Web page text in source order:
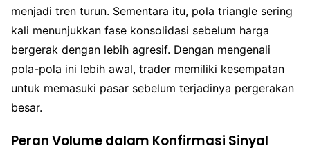
menjadi tren turun. Sementara itu, pola triangle sering
kali menunjukkan fase konsolidasi sebelum harga
bergerak dengan lebih agresif. Dengan mengenali
pola-pola ini lebih awal, trader memiliki kesempatan
untuk memasuki pasar sebelum terjadinya pergerakan
besar.
Peran Volume dalam Konfirmasi Sinyal